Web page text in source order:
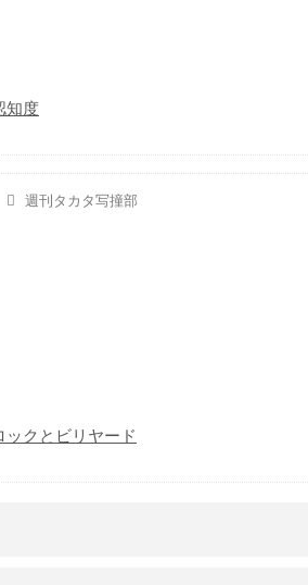
知度
週刊タカタ写撞部
ックとビリヤード